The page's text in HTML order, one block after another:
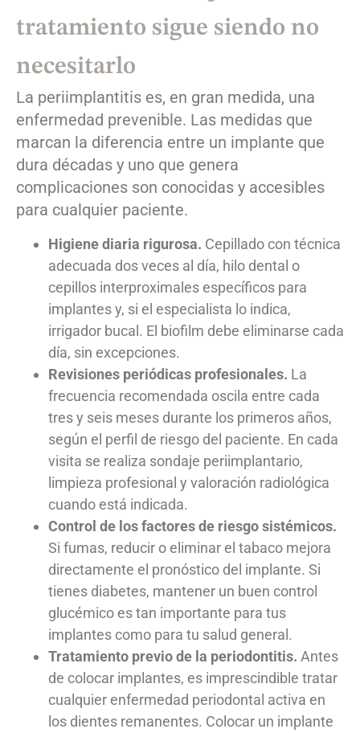
tratamiento sigue siendo no
necesitarlo
La periimplantitis es, en gran medida, una
enfermedad prevenible. Las medidas que
marcan la diferencia entre un implante que
dura décadas y uno que genera
complicaciones son conocidas y accesibles
para cualquier paciente.
Higiene diaria rigurosa. Cepillado con técnica
adecuada dos veces al día, hilo dental o
cepillos interproximales específicos para
implantes y, si el especialista lo indica,
irrigador bucal. El biofilm debe eliminarse cada
día, sin excepciones.
Revisiones periódicas profesionales. La
frecuencia recomendada oscila entre cada
tres y seis meses durante los primeros años,
según el perfil de riesgo del paciente. En cada
visita se realiza sondaje periimplantario,
limpieza profesional y valoración radiológica
cuando está indicada.
Control de los factores de riesgo sistémicos.
Si fumas, reducir o eliminar el tabaco mejora
directamente el pronóstico del implante. Si
tienes diabetes, mantener un buen control
glucémico es tan importante para tus
implantes como para tu salud general.
Tratamiento previo de la periodontitis. Antes
de colocar implantes, es imprescindible tratar
cualquier enfermedad periodontal activa en
los dientes remanentes. Colocar un implante